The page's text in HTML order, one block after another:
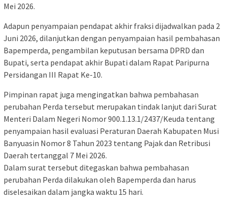
Mei 2026.
Adapun penyampaian pendapat akhir fraksi dijadwalkan pada 2
Juni 2026, dilanjutkan dengan penyampaian hasil pembahasan
Bapemperda, pengambilan keputusan bersama DPRD dan
Bupati, serta pendapat akhir Bupati dalam Rapat Paripurna
Persidangan III Rapat Ke-10.
Pimpinan rapat juga mengingatkan bahwa pembahasan
perubahan Perda tersebut merupakan tindak lanjut dari Surat
Menteri Dalam Negeri Nomor 900.1.13.1/2437/Keuda tentang
penyampaian hasil evaluasi Peraturan Daerah Kabupaten Musi
Banyuasin Nomor 8 Tahun 2023 tentang Pajak dan Retribusi
Daerah tertanggal 7 Mei 2026.
Dalam surat tersebut ditegaskan bahwa pembahasan
perubahan Perda dilakukan oleh Bapemperda dan harus
diselesaikan dalam jangka waktu 15 hari.